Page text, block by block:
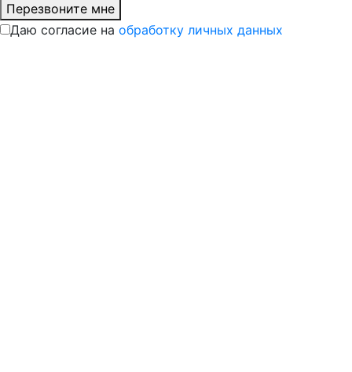
Перезвоните мне
Даю согласие на обработку личных данных